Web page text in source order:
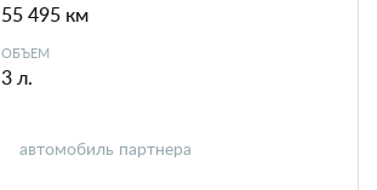
55 495 км
ОБЪЕМ
3 л.
автомобиль партнера